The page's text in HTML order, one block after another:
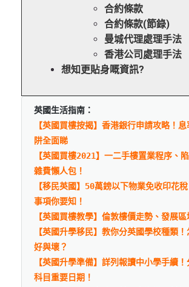
合約條款
合約條款(節錄)
曼城代理處理手法
香港公司處理手法
想知更貼身嘅資訊?
英國生活指南：
【英國買樓按揭】香港銀行申請攻略！
阱全面睇
【英國買樓2021】一二手樓置業程序、
雜費懶人包！
【移民英國】50萬鎊以下物業免收印花
事項你要知！
【英國買樓教學】倫敦樓價走勢、發展
【英國升學移民】教你分英國學校種類
好與壞？
【英國升學準備】詳列報讀中小學手續
科目重要日期！